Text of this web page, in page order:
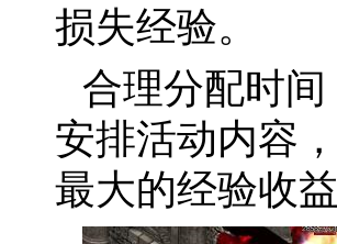
损失经验。
合理分配时
安排活动内容
最大的经验收益